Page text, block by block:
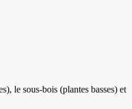
le sous-bois (plantes basses) et